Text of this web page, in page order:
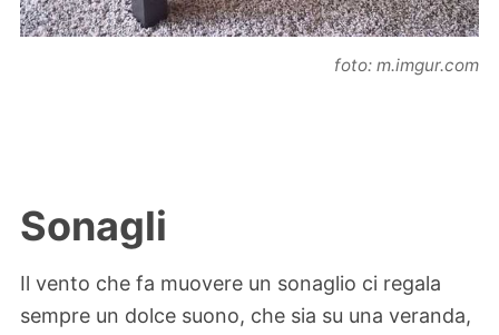
foto: m.imgur.com
Sonagli
Il vento che fa muovere un sonaglio ci regala
sempre un dolce suono, che sia su una veranda,